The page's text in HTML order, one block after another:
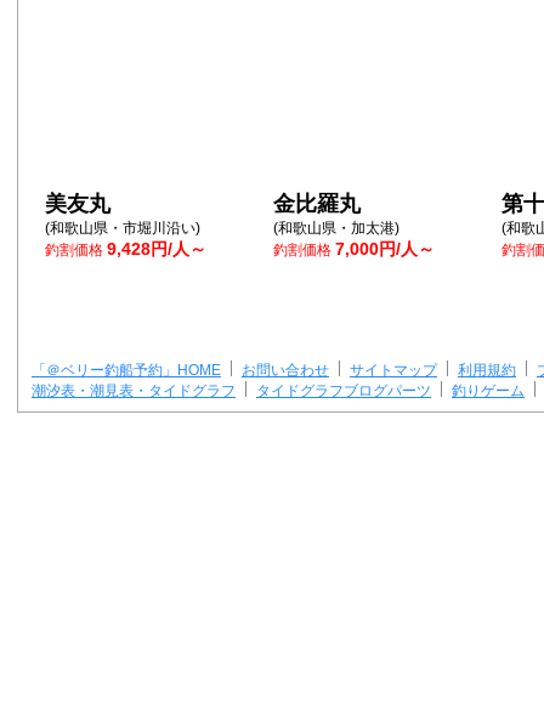
美友丸
(和歌山県・市堀川沿い)
釣割価格 9,428円/人～
金比羅丸
(和歌山県・加太港)
釣割価格 7,000円/人～
第
(和歌
釣割
「＠ベリー釣船予約」HOME お問い合わせ サイトマップ 利用規約
潮汐表・潮見表・タイドグラフ
タイドグラフブログパーツ 釣りゲーム